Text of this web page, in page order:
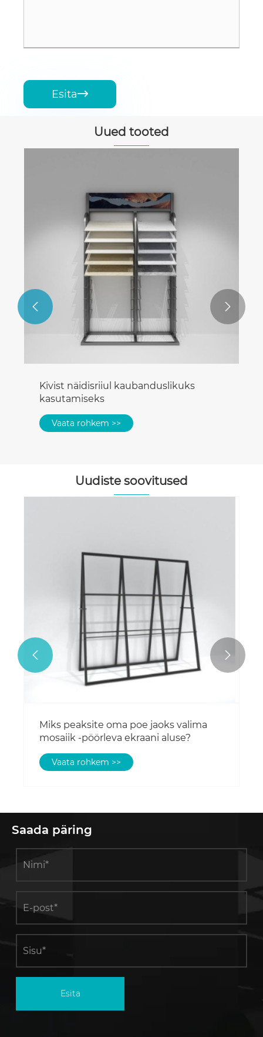
Esita
Uued tooted
Kivist näidisriiul kaubanduslikuks
kasutamiseks
Vaata rohkem >>
 
Uudiste soovitused
Miks peaksite oma poe jaoks valima
mosaiik -pöörleva ekraani aluse?
Vaata rohkem >>
 
Saada päring
Esita